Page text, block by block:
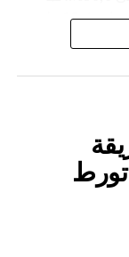
المائية
على الفلاحة بعد
تورط